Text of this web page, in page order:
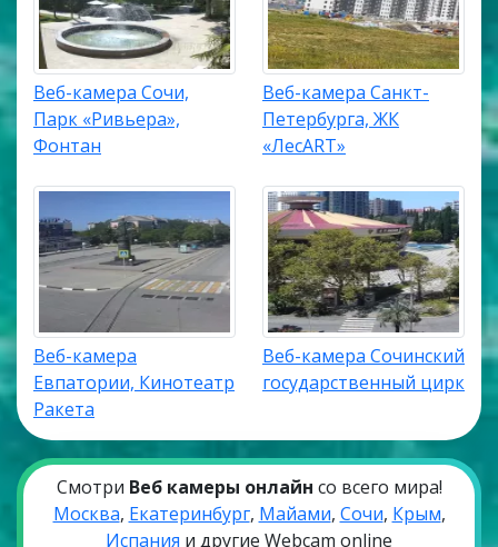
Веб-камера Сочи,
Парк «Ривьера»,
Фонтан
Веб-камера Санкт-
Петербурга, ЖК
«ЛесART»
Веб-камера
Евпатории, Кинотеатр
Ракета
Веб-камера Сочинский
государственный цирк
Смотри Веб камеры онлайн со всего мира!
Москва, Екатеринбург, Майами, Сочи, Крым,
Испания и другие Webcam online